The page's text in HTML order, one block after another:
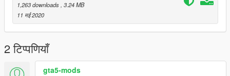
1,263 downloads , 3.24 MB
11 मई 2020
2 टिप्पणियाँ
gta5-mods